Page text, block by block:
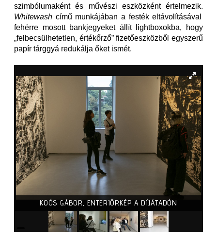
szimbólumaként és művészi eszközként értelmezik.
Whitewash című munkájában a festék eltávolításával
fehérre mosott bankjegyeket állít lightboxokba, hogy
„felbecsülhetetlen, értékőrző” fizetőeszközből egyszerű
papír tárggyá redukálja őket ismét.
KOÓS GÁBOR, ENTERIŐRKÉP A DÍJÁTADÓN